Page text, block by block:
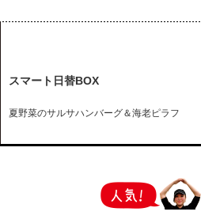
スマート日替BOX
夏野菜のサルサハンバーグ＆海老ピラフ